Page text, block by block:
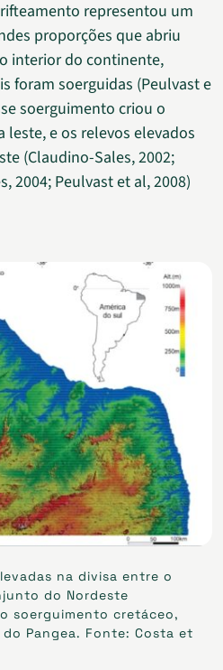
representou um
proporções que abriu
interior do continente,
foram soerguidas (Peulvast e
soerguimento criou o
e os relevos elevados
(Claudino-Sales, 2002;
2004; Peulvast et al, 2008)
na divisa entre o
do Nordeste
soerguimento cretáceo,
Pangea. Fonte: Costa et